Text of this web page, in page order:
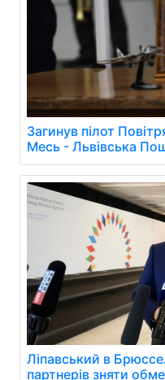
Загинув пілот
Месь - Львівська
Ліпавський в
партнерів зняти